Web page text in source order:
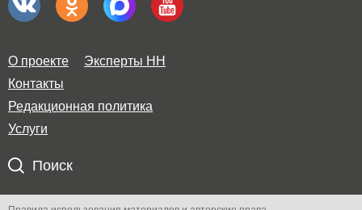
О проекте
Эксперты НН
Контакты
Редакционная политика
Услуги
Поиск